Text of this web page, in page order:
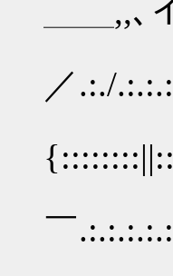
＿＿,,
￣￣
／.:./
| |
| |./
￣
＿